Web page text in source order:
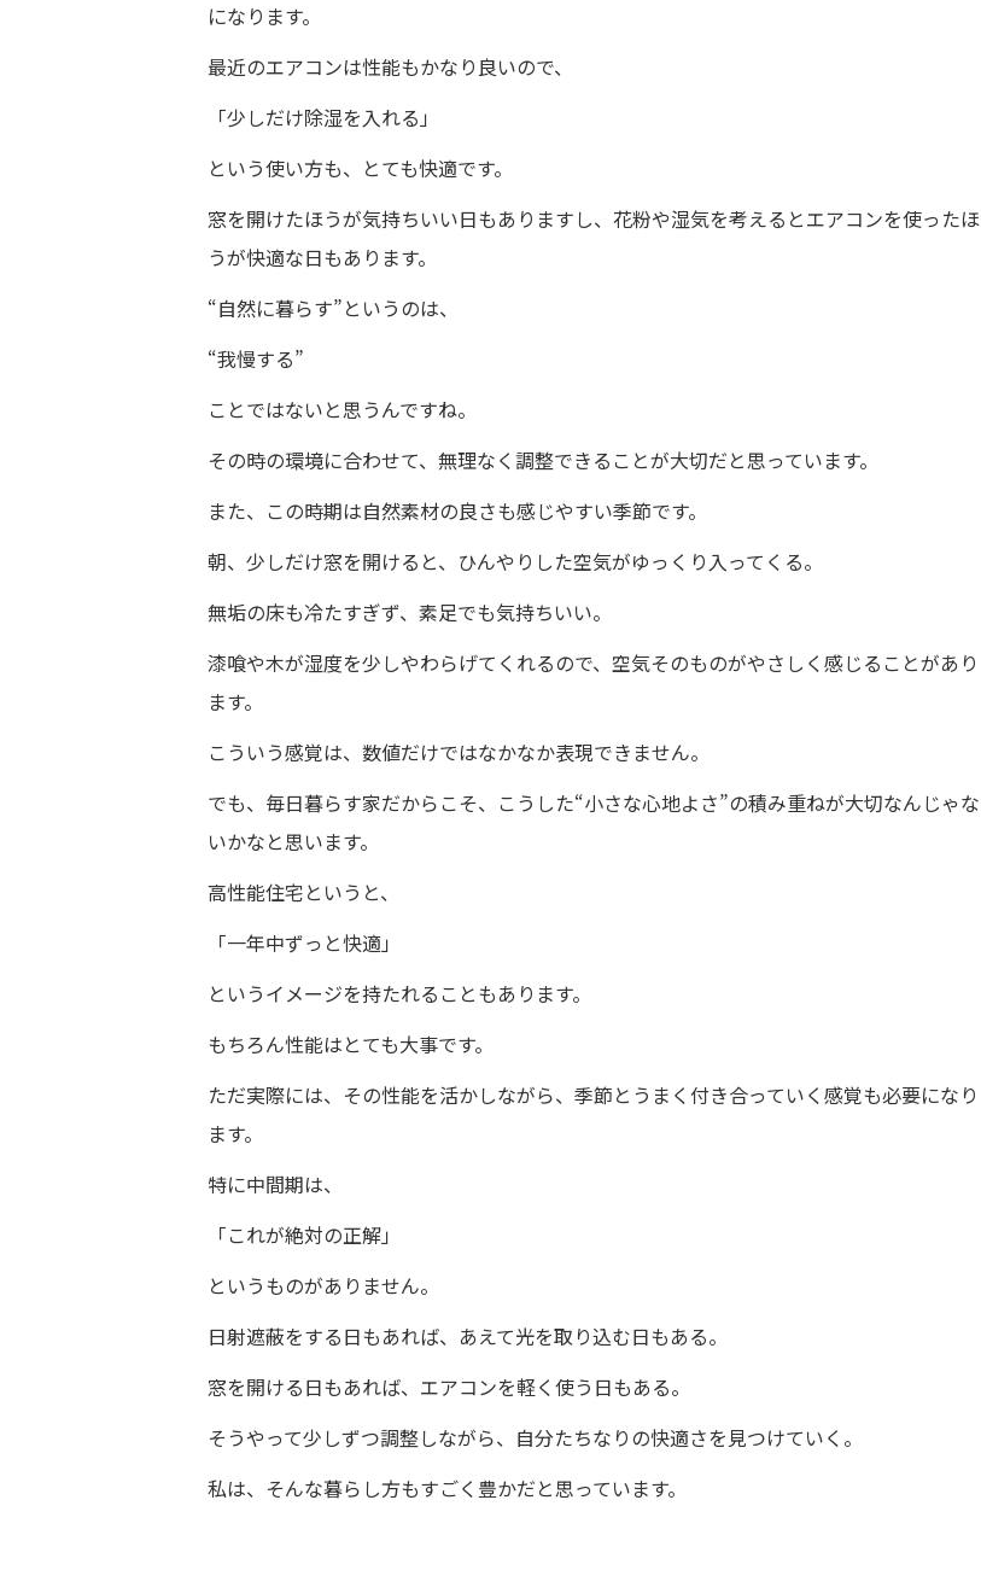
になります。
最近のエアコンは性能もかなり良いので、
「少しだけ除湿を入れる」
という使い方も、とても快適です。
窓を開けたほうが気持ちいい日もありますし、花粉や湿気を考えるとエアコンを使ったほ
うが快適な日もあります。
“自然に暮らす”というのは、
“我慢する”
ことではないと思うんですね。
その時の環境に合わせて、無理なく調整できることが大切だと思っています。
また、この時期は自然素材の良さも感じやすい季節です。
朝、少しだけ窓を開けると、ひんやりした空気がゆっくり入ってくる。
無垢の床も冷たすぎず、素足でも気持ちいい。
漆喰や木が湿度を少しやわらげてくれるので、空気そのものがやさしく感じることがあり
ます。
こういう感覚は、数値だけではなかなか表現できません。
でも、毎日暮らす家だからこそ、こうした“小さな心地よさ”の積み重ねが大切なんじゃな
いかなと思います。
高性能住宅というと、
「一年中ずっと快適」
というイメージを持たれることもあります。
もちろん性能はとても大事です。
ただ実際には、その性能を活かしながら、季節とうまく付き合っていく感覚も必要になり
ます。
特に中間期は、
「これが絶対の正解」
というものがありません。
日射遮蔽をする日もあれば、あえて光を取り込む日もある。
窓を開ける日もあれば、エアコンを軽く使う日もある。
そうやって少しずつ調整しながら、自分たちなりの快適さを見つけていく。
私は、そんな暮らし方もすごく豊かだと思っています。